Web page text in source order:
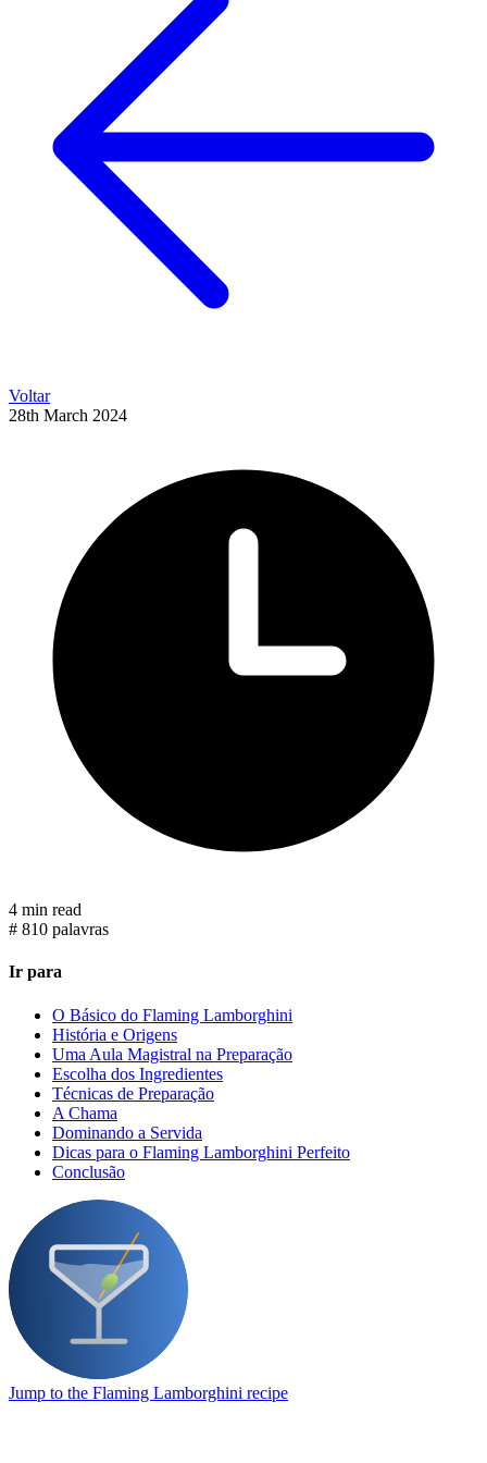
Voltar
28th March 2024
4 min read
# 810 palavras
Ir para
O Básico do Flaming Lamborghini
História e Origens
Uma Aula Magistral na Preparação
Escolha dos Ingredientes
Técnicas de Preparação
A Chama
Dominando a Servida
Dicas para o Flaming Lamborghini Perfeito
Conclusão
Jump to the Flaming Lamborghini recipe